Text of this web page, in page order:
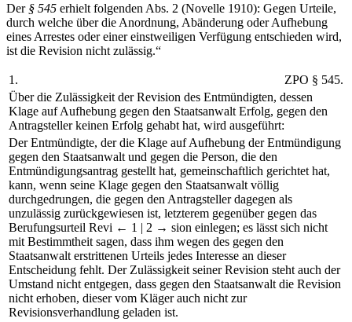
Der § 545 erhielt folgenden Abs. 2 (Novelle 1910): Gegen Urteile,
durch welche über die Anordnung, Abänderung oder Aufhebung
eines Arrestes oder einer einstweiligen Verfügung entschieden wird,
ist die Revision nicht zulässig.“
1.
ZPO § 545.
Über die Zulässigkeit der Revision des Entmündigten, dessen
Klage auf Aufhebung gegen den Staatsanwalt Erfolg, gegen den
Antragsteller keinen Erfolg gehabt hat, wird ausgeführt:
Der Entmündigte, der die Klage auf Aufhebung der Entmündigung
gegen den Staatsanwalt und gegen die Person, die den
Entmündigungsantrag gestellt hat, gemeinschaftlich gerichtet hat,
kann, wenn seine Klage gegen den Staatsanwalt völlig
durchgedrungen, die gegen den Antragsteller dagegen als
unzulässig zurückgewiesen ist, letzterem gegenüber gegen das
Berufungsurteil Revi ← 1 | 2 → sion einlegen; es lässt sich nicht
mit Bestimmtheit sagen, dass ihm wegen des gegen den
Staatsanwalt erstrittenen Urteils jedes Interesse an dieser
Entscheidung fehlt. Der Zulässigkeit seiner Revision steht auch der
Umstand nicht entgegen, dass gegen den Staatsanwalt die Revision
nicht erhoben, dieser vom Kläger auch nicht zur
Revisionsverhandlung geladen ist.